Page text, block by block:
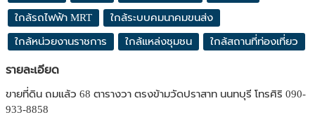
ใกล้รถไฟฟ้า MRT ใกล้ระบบคมนาคมขนส่ง
ใกล้หน่วยงานราชการ ใกล้แหล่งชุมชน ใกล้สถานที่ท่องเที่ยว
รายละเอียด
ขายที่ดิน ถมแล้ว 68 ตารางวา ตรงข้ามวัดปราสาท นนทบุรี โทรศิริ 090-
933-8858